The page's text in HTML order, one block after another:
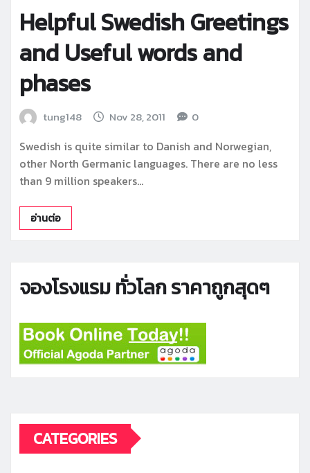
Helpful Swedish Greetings
and Useful words and
phases
tung148 Nov 28, 2011 0
Swedish is quite similar to Danish and Norwegian,
other North Germanic languages. There are no less
than 9 million speakers…
อ่านต่อ
จองโรงแรม ทั่วโลก ราคาถูกสุดๆ
CATEGORIES